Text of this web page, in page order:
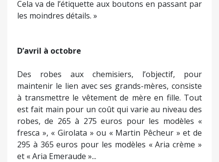
Cela va de l’étiquette aux boutons en passant par
les moindres détails. »
D’avril à octobre
Des robes aux chemisiers, l’objectif, pour
maintenir le lien avec ses grands-mères, consiste
à transmettre le vêtement de mère en fille. Tout
est fait main pour un coût qui varie au niveau des
robes, de 265 à 275 euros pour les modèles «
fresca », « Girolata » ou « Martin Pêcheur » et de
295 à 365 euros pour les modèles « Aria crème »
et « Aria Emeraude »...